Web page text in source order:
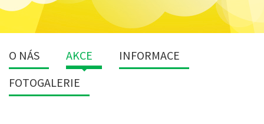
O NÁS AKCE
INFORMACE
FOTOGALERIE